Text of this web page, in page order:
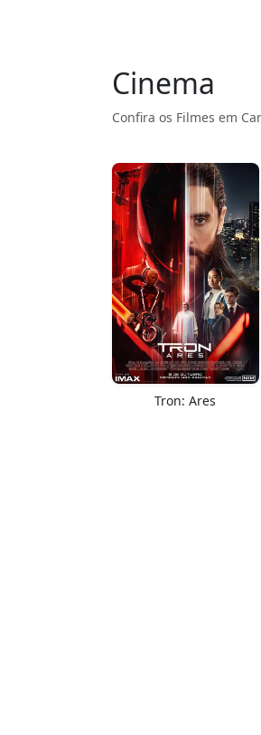
Cinema
Confira os Filmes em
Tron: Ares